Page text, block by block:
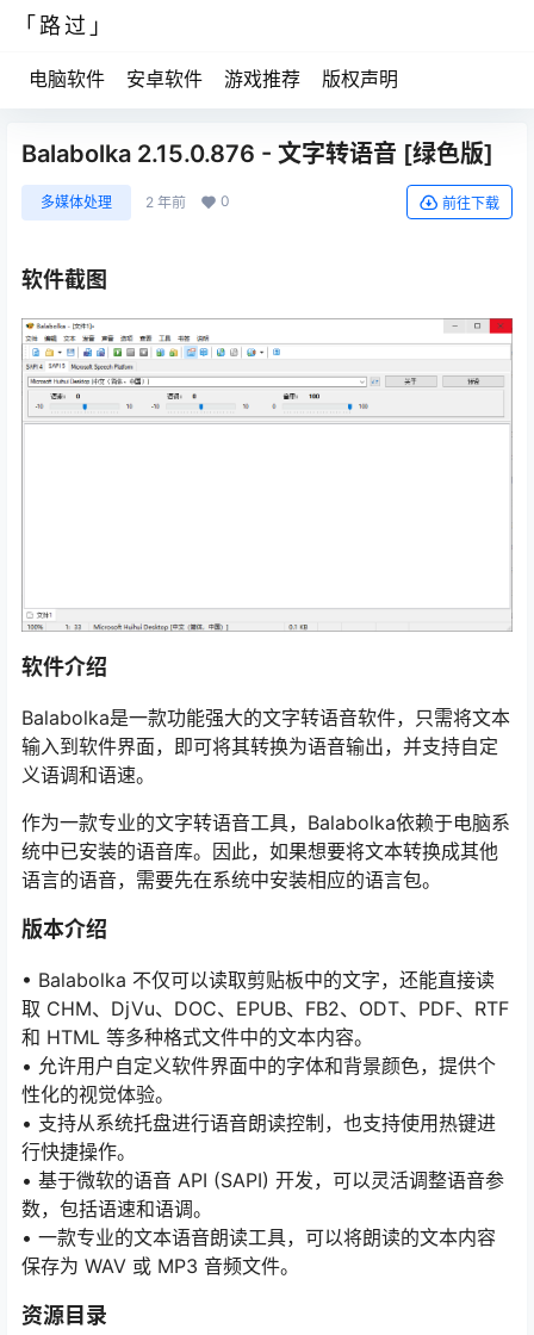
「路过」
电脑软件 安卓软件 游戏推荐 版权声明
Balabolka 2.15.0.876 - 文字转语音 [绿色版]
多媒体处理 2 年前 0 前往下载
软件截图
软件介绍
Balabolka是一款功能强大的文字转语音软件，只需将文本
输入到软件界面，即可将其转换为语音输出，并支持自定
义语调和语速。
作为一款专业的文字转语音工具，Balabolka依赖于电脑系
统中已安装的语音库。因此，如果想要将文本转换成其他
语言的语音，需要先在系统中安装相应的语言包。
版本介绍
• Balabolka 不仅可以读取剪贴板中的文字，还能直接读
取 CHM、DjVu、DOC、EPUB、FB2、ODT、PDF、RTF
和 HTML 等多种格式文件中的文本内容。
• 允许用户自定义软件界面中的字体和背景颜色，提供个
性化的视觉体验。
• 支持从系统托盘进行语音朗读控制，也支持使用热键进
行快捷操作。
• 基于微软的语音 API (SAPI) 开发，可以灵活调整语音参
数，包括语速和语调。
• 一款专业的文本语音朗读工具，可以将朗读的文本内容
保存为 WAV 或 MP3 音频文件。
资源目录